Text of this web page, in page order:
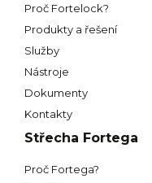
Proč Fortelock?
Produkty a řešení
Služby
Nástroje
Dokumenty
Kontakty
Střecha Fortega
Proč Fortega?